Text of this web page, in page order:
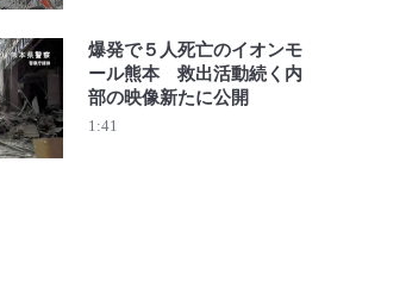
再生 爆発で５人死亡のイオンモール熊本 救出活動
爆発で５人死亡のイオンモ
ール熊本 救出活動続く内
部の映像新たに公開
1:41